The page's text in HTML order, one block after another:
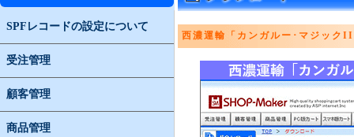
SPFレコードの設定について
受注管理
顧客管理
商品管理
西濃運輸「カンガルー･マジック